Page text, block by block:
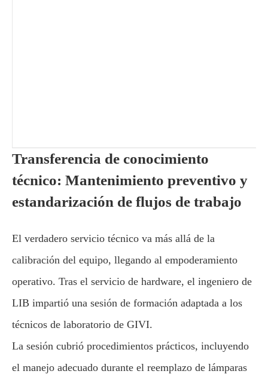
Transferencia de conocimiento
técnico: Mantenimiento preventivo y
estandarización de flujos de trabajo
El verdadero servicio técnico va más allá de la
calibración del equipo, llegando al empoderamiento
operativo. Tras el servicio de hardware, el ingeniero de
LIB impartió una sesión de formación adaptada a los
técnicos de laboratorio de GIVI.
La sesión cubrió procedimientos prácticos, incluyendo
el manejo adecuado durante el reemplazo de lámparas